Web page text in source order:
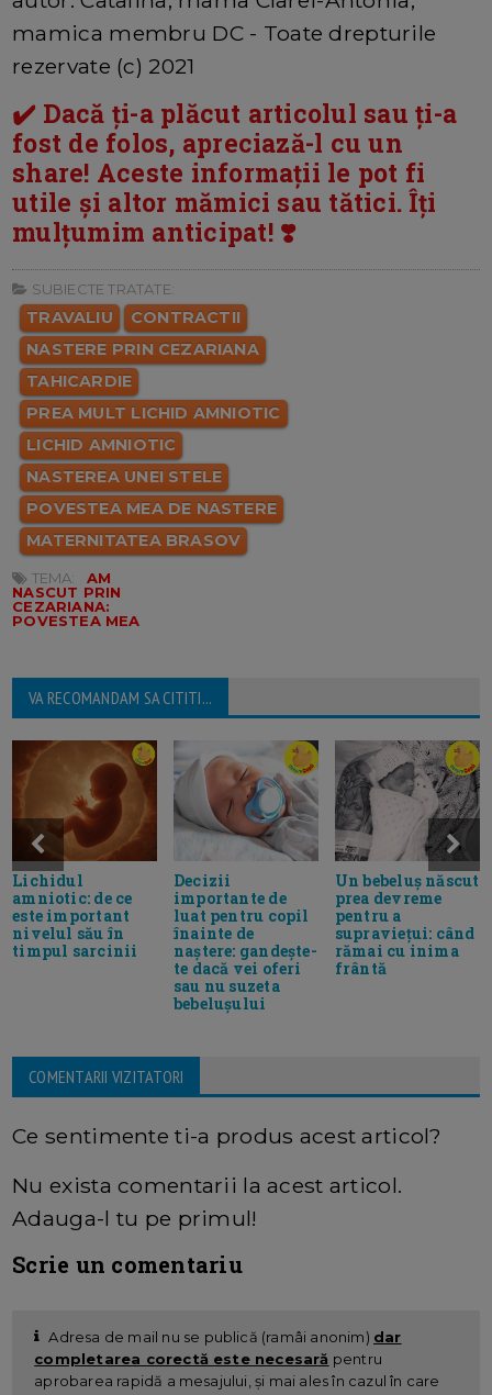
mamica membru DC - Toate drepturile
rezervate (c) 2021
✔️ Dacă ți-a plăcut articolul sau ți-a
fost de folos, apreciază-l cu un
share! Aceste informații le pot fi
utile și altor mămici sau tătici. Îți
mulțumim anticipat! ❣️
SUBIECTE TRATATE:
TRAVALIU
CONTRACTII
NASTERE PRIN CEZARIANA
TAHICARDIE
PREA MULT LICHID AMNIOTIC
LICHID AMNIOTIC
NASTEREA UNEI STELE
POVESTEA MEA DE NASTERE
MATERNITATEA BRASOV
TEMA:
AM
NASCUT PRIN
CEZARIANA:
POVESTEA MEA
VA RECOMANDAM SA CITITI...
Lichidul
amniotic: de ce
este important
nivelul său în
timpul sarcinii
Decizii
importante de
luat pentru copil
înainte de
naștere: gandește-
te dacă vei oferi
sau nu suzeta
bebelușului
Un bebeluș născut
prea devreme
pentru a
supraviețui: când
rămai cu inima
frântă
COMENTARII VIZITATORI
Ce sentimente ti-a produs acest articol?
Nu exista comentarii la acest articol.
Adauga-l tu pe primul!
Scrie un comentariu
Adresa de mail nu se publică (ramâi anonim) dar
completarea corectă este necesară pentru
aprobarea rapidă a mesajului, și mai ales în cazul în care